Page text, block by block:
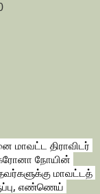
மாவட்ட திராவிடர்
கரோனா நோயின்
மாவட்டத்
எண்ணெய்